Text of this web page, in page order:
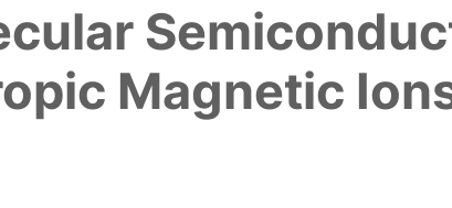
Magnetic